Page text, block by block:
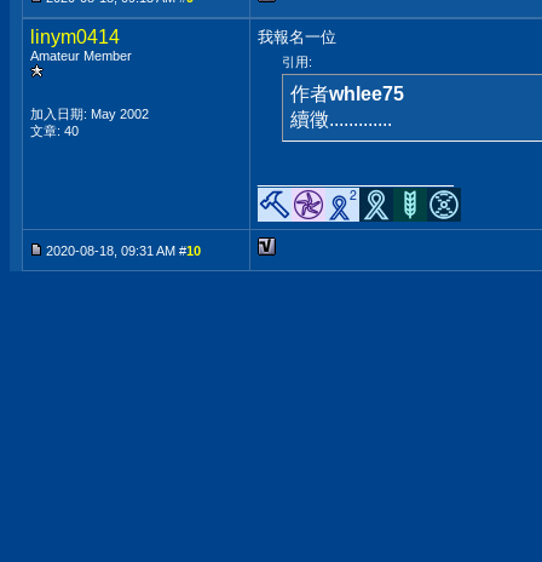
linym0414
Amateur Member
加入日期: May 2002
文章: 40
我報名一位
引用:
作者whlee75
續徵.............
2020-08-18, 09:31 AM #10